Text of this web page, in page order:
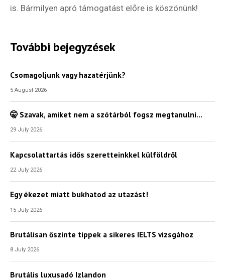
is. Bármilyen apró támogatást előre is köszönünk!
További bejegyzések
Csomagoljunk vagy hazatérjünk?
5 August 2026
🤫 Szavak, amiket nem a szótárból fogsz megtanulni…
29 July 2026
Kapcsolattartás idős szeretteinkkel külföldről
22 July 2026
Egy ékezet miatt bukhatod az utazást!
15 July 2026
Brutálisan őszinte tippek a sikeres IELTS vizsgához
8 July 2026
Brutális luxusadó Izlandon